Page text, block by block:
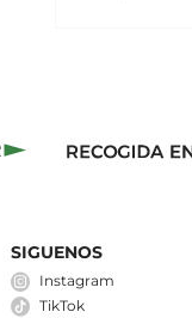
SIGUENOS
Instagram
TikTok